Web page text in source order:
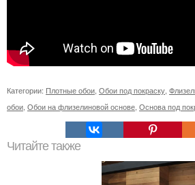
Категории: Плотные обои Обои под покраску
обои Обои на флизелиновой основе Основа под
Читайте также